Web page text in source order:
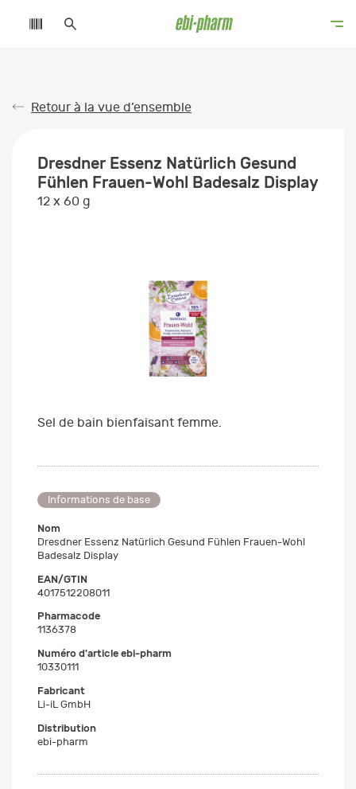
Retour à la vue d’ensemble
Dresdner Essenz Natürlich Gesund
Fühlen Frauen-Wohl Badesalz Display
12 x 60 g
Sel de bain bienfaisant femme.
Informations de base
Nom
Dresdner Essenz Natürlich Gesund Fühlen Frauen-Wohl
Badesalz Display
EAN/GTIN
4017512208011
Pharmacode
1136378
Numéro d'article ebi-pharm
10330111
Fabricant
Li-iL GmbH
Distribution
ebi-pharm